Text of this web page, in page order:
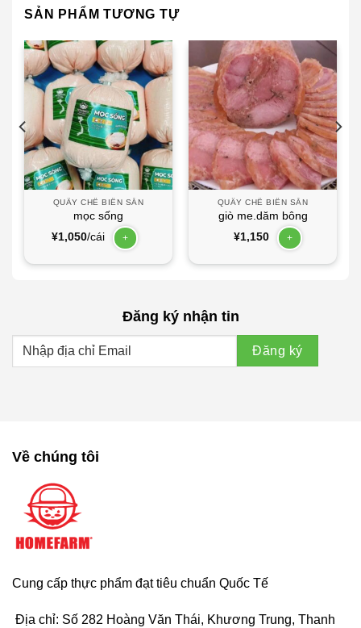
SẢN PHẨM TƯƠNG TỰ
QUẦY CHẾ BIẾN SẴN
mọc sống
¥1,050/cái +
QUẦY CHẾ BIẾN SẴN
giò me.dăm bông
¥1,150 +
Đăng ký nhận tin
Về chúng tôi
Cung cấp thực phẩm đạt tiêu chuẩn Quốc Tế
Địa chỉ: Số 282 Hoàng Văn Thái, Khương Trung, Thanh